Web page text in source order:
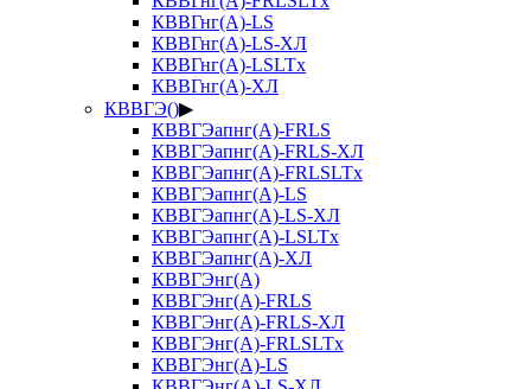
КВВГнг(А)-LS
КВВГнг(А)-LS-ХЛ
КВВГнг(А)-LSLTx
КВВГнг(А)-ХЛ
КВВГЭ()▶
КВВГЭапнг(А)-FRLS
КВВГЭапнг(А)-FRLS-ХЛ
КВВГЭапнг(А)-FRLSLTx
КВВГЭапнг(А)-LS
КВВГЭапнг(А)-LS-ХЛ
КВВГЭапнг(А)-LSLTx
КВВГЭапнг(А)-ХЛ
КВВГЭнг(А)
КВВГЭнг(А)-FRLS
КВВГЭнг(А)-FRLS-ХЛ
КВВГЭнг(А)-FRLSLTx
КВВГЭнг(А)-LS